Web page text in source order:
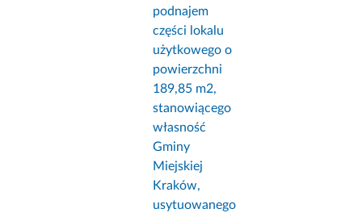
podnajem
części lokalu
użytkowego o
powierzchni
189,85 m2,
stanowiącego
własność
Gminy
Miejskiej
Kraków,
usytuowanego